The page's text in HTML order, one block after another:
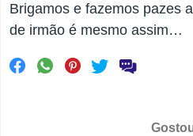
Brigamos e fazemos pazes
de irmão é mesmo assim…